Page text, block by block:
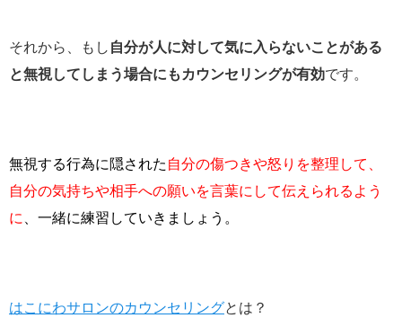
それから、もし 自分が人に対して気に入らないことがある
と無視してしまう場合にもカウンセリングが有効です。
無視する行為に隠された 自分の傷つきや怒りを整理して、
自分の気持ちや相手への願いを言葉にして伝えられるよう
に、一緒に練習していきましょう。
はこにわサロンのカウンセリングとは？